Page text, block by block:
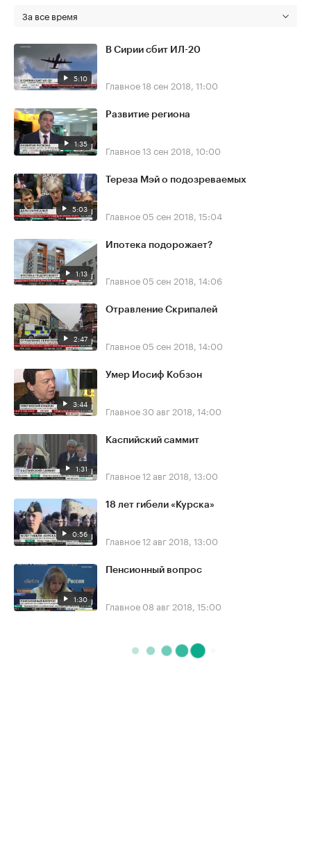
За все время
5:10
В Сирии сбит ИЛ-20
Главное18 сен 2018, 11:00
1:35
Развитие региона
Главное13 сен 2018, 10:00
5:03
Тереза Мэй о подозреваемых
Главное 05 сен 2018, 15:04
1:13
Ипотека подорожает?
Главное 05 сен 2018, 14:06
2:47
Отравление Скрипалей
Главное 05 сен 2018, 14:00
3:44
Умер Иосиф Кобзон
Главное30 авг 2018, 14:00
1:31
Каспийский саммит
Главное12 авг 2018, 13:00
0:56
18 лет гибели «Курска»
Главное12 авг 2018, 13:00
1:30
Пенсионный вопрос
Главное 08 авг 2018, 15:00